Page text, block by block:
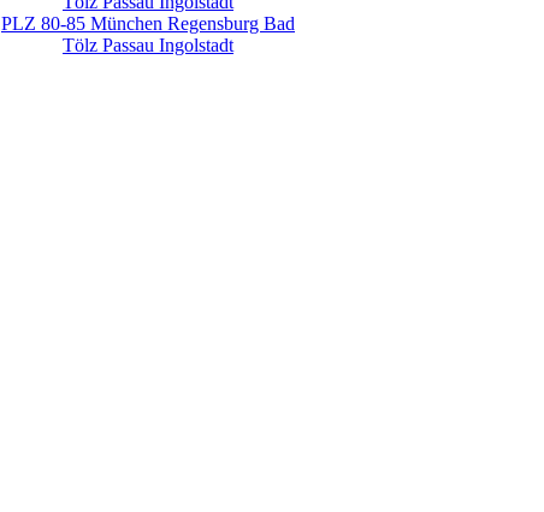
PLZ 80-85 München Regensburg Bad
Tölz Passau Ingolstadt